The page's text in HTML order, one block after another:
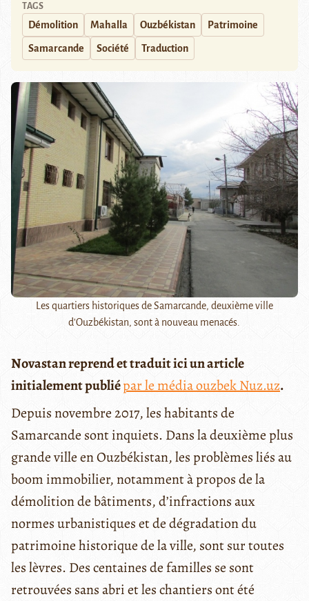
TAGS
Démolition Mahalla Ouzbékistan Patrimoine
Samarcande Société Traduction
Les quartiers historiques de Samarcande, deuxième ville
d'Ouzbékistan, sont à nouveau menacés.
Novastan reprend et traduit ici un article
initialement publiépar le média ouzbek Nuz.uz.
Depuis novembre 2017, les habitants de
Samarcande sont inquiets. Dans la deuxième plus
grande ville en Ouzbékistan, les problèmes liés au
boom immobilier, notamment à propos de la
démolition de bâtiments, d’infractions aux
normes urbanistiques et de dégradation du
patrimoine historique de la ville, sont sur toutes
les lèvres. Des centaines de familles se sont
retrouvées sans abri et les chantiers ont été